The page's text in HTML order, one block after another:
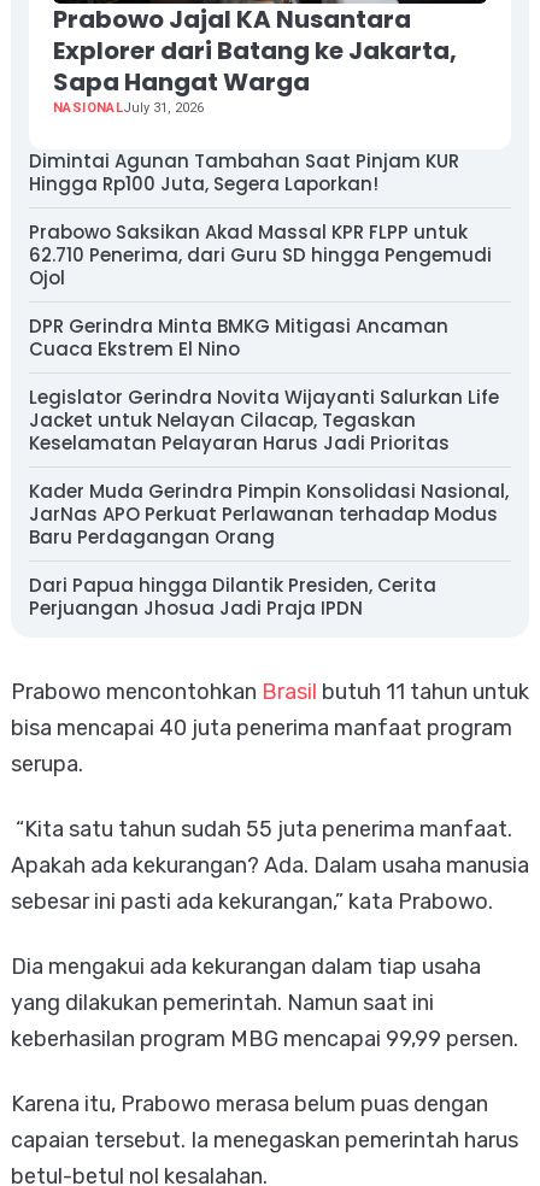
Prabowo Jajal KA Nusantara
Explorer dari Batang ke Jakarta,
Sapa Hangat Warga
NASIONALJuly 31, 2026
Dimintai Agunan Tambahan Saat Pinjam KUR
Hingga Rp100 Juta, Segera Laporkan!
Prabowo Saksikan Akad Massal KPR FLPP untuk
62.710 Penerima, dari Guru SD hingga Pengemudi
Ojol
DPR Gerindra Minta BMKG Mitigasi Ancaman
Cuaca Ekstrem El Nino
Legislator Gerindra Novita Wijayanti Salurkan Life
Jacket untuk Nelayan Cilacap, Tegaskan
Keselamatan Pelayaran Harus Jadi Prioritas
Kader Muda Gerindra Pimpin Konsolidasi Nasional,
JarNas APO Perkuat Perlawanan terhadap Modus
Baru Perdagangan Orang
Dari Papua hingga Dilantik Presiden, Cerita
Perjuangan Jhosua Jadi Praja IPDN
Prabowo mencontohkan Brasil butuh 11 tahun untuk
bisa mencapai 40 juta penerima manfaat program
serupa.
“Kita satu tahun sudah 55 juta penerima manfaat.
Apakah ada kekurangan? Ada. Dalam usaha manusia
sebesar ini pasti ada kekurangan,” kata Prabowo.
Dia mengakui ada kekurangan dalam tiap usaha
yang dilakukan pemerintah. Namun saat ini
keberhasilan program MBG mencapai 99,99 persen.
Karena itu, Prabowo merasa belum puas dengan
capaian tersebut. Ia menegaskan pemerintah harus
betul-betul nol kesalahan.